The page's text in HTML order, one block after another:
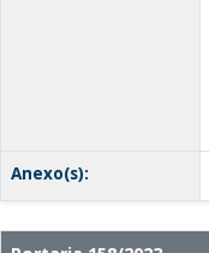
Anexo(s):